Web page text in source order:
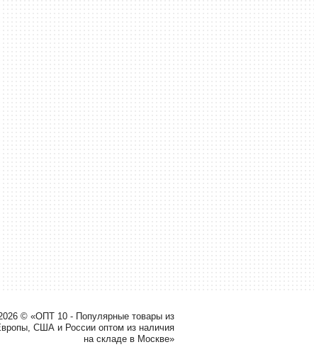
© «ОПТ 10 - Популярные товары из
США и России оптом из наличия
на складе в Москве»